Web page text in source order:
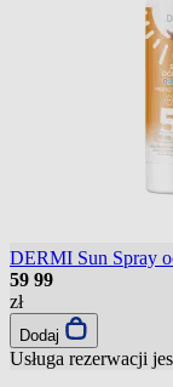
DERMI Sun Spray
59 99
zł
Dodaj
Usługa rezerwacji